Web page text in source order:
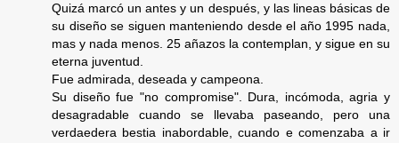
Quizá marcó un antes y un después, y las lineas básicas de
su diseño se siguen manteniendo desde el año 1995 nada,
mas y nada menos. 25 añazos la contemplan, y sigue en su
eterna juventud.
Fue admirada, deseada y campeona.
Su diseño fue "no compromise". Dura, incómoda, agria y
desagradable cuando se llevaba paseando, pero una
verdaedera bestia inabordable, cuando e comenzaba a ir